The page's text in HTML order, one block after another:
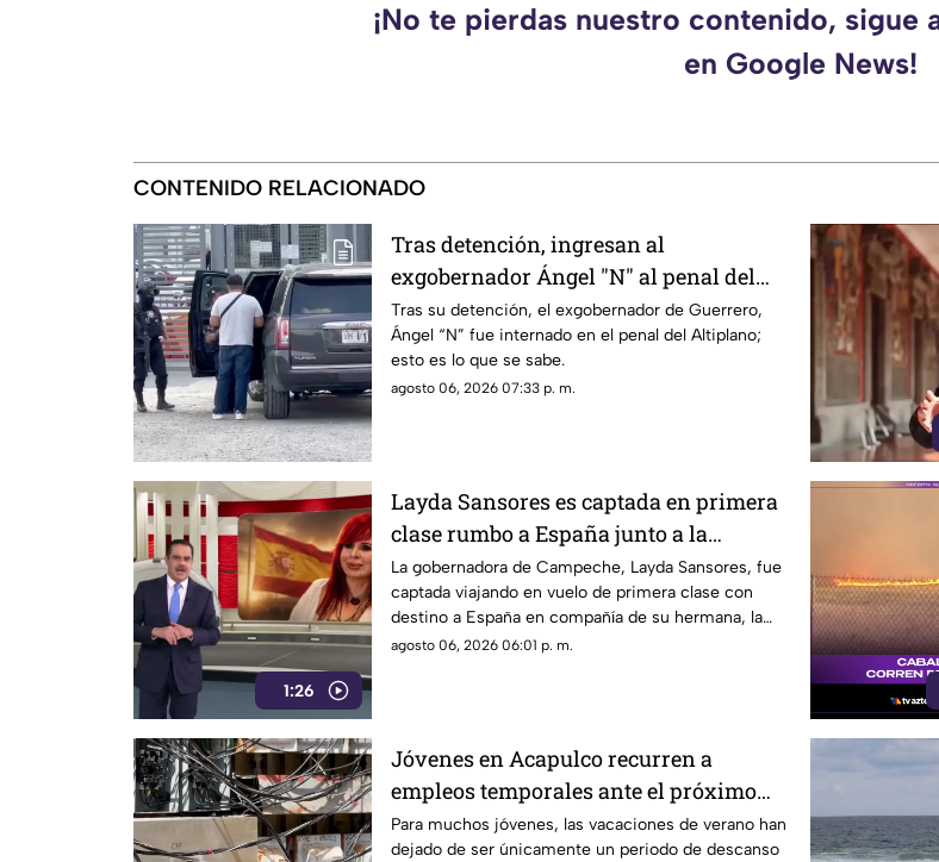
¡No te pierdas nuestro contenido, sigue
en Google News!
CONTENIDO RELACIONADO
Tras detención, ingresan al
exgobernador Ángel "N" al penal del
Altiplano
Tras su detención, el exgobernador de Guerrero,
Ángel “N” fue internado en el penal del Altiplano;
esto es lo que se sabe.
agosto 06, 2026 07:33 p. m.
1:26
Layda Sansores es captada en primera
clase rumbo a España junto a la
directora del DIF
La gobernadora de Campeche, Layda Sansores, fue
captada viajando en vuelo de primera clase con
destino a España en compañía de su hermana, la
actual directora del DIF estatal.
agosto 06, 2026 06:01 p. m.
Jóvenes en Acapulco recurren a
empleos temporales ante el próximo
ciclo escolar
Para muchos jóvenes, las vacaciones de verano han
dejado de ser únicamente un periodo de descanso